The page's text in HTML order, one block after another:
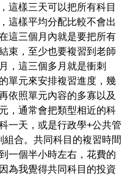
這樣三天可以把所有科目
這樣平均分配比較不會出
這三個月內就是要把所有
束，至少也要複習到老師
，這三個多月就是衝刺
單元來安排複習進度，幾
依照單元內容的多寡以及
，通常會把類型相近的科
一天，或是行政學+公共管
合。共同科目的複習時間
一個半小時左右，花費的
為我覺得共同科目的投資